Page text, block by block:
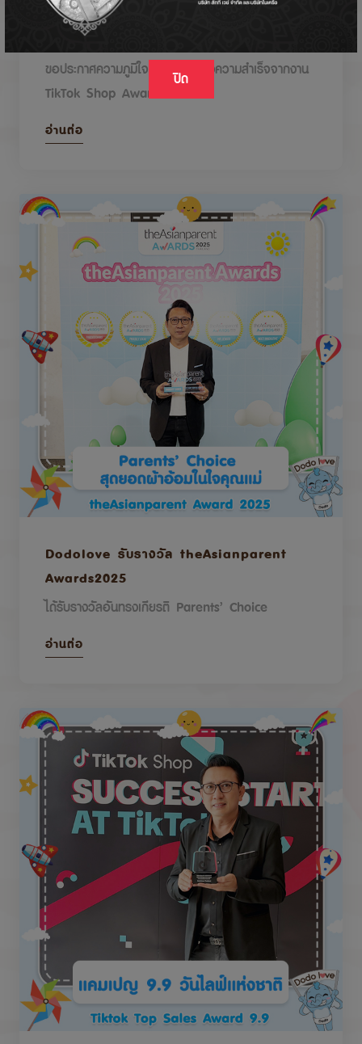
ปิด
DODOLOVE รับรางวัลในงาน TikTok Shop
Awards 2026
ขอประกาศความภูมิใจกับรางวัลแห่งความสำเร็จจากงาน
TikTok Shop Awards 2026
อ่านต่อ
Dodolove รับรางวัล theAsianparent
Awards2025
ได้รับรางวัลอันทรงเกียรติ Parents’ Choice
อ่านต่อ